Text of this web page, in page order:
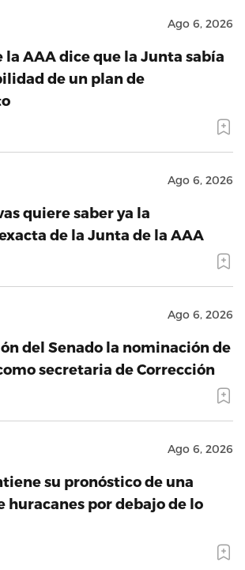
Ago 6, 2026
la AAA dice que la Junta sabía
de un plan de
Ago 6, 2026
quiere saber ya la
de la Junta de la AAA
Ago 6, 2026
del Senado la nominación de
secretaria de Corrección
Ago 6, 2026
su pronóstico de una
huracanes por debajo de lo